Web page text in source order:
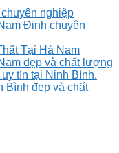
nghiệp
Định chuyên
Tại Hà Nam
đẹp và chất lượng
tín tại Ninh Bình.
Bình đẹp và chất